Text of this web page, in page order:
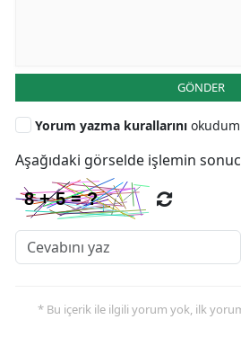
GÖNDER
Yorum yazma kurallarını
Aşağıdaki görselde işlemin
* Bu içerik ile ilgili yorum yok, ilk